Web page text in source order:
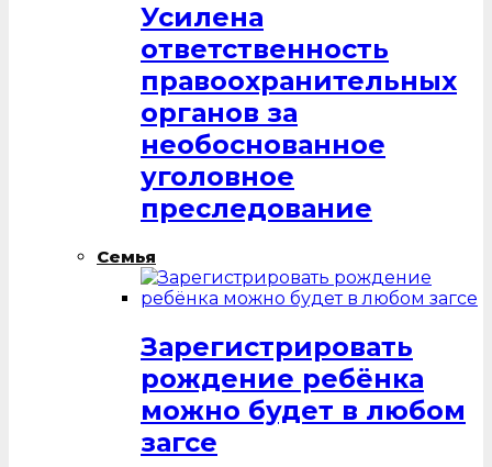
Усилена
ответственность
правоохранительных
органов за
необоснованное
уголовное
преследование
Семья
Зарегистрировать
рождение ребёнка
можно будет в любом
загсе